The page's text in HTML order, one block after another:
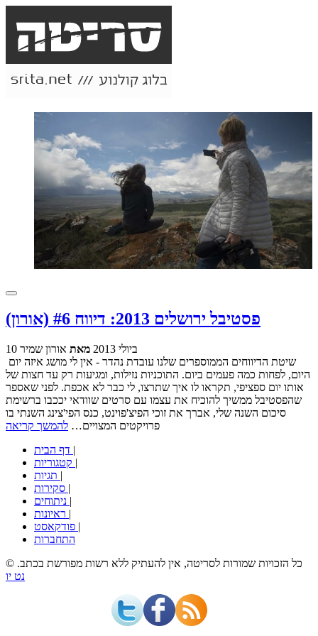
פסטיבל ירושלים 2013: דיווח #6 (אורון)
10 ביולי 2013 מאת אורון שמיר
היום, לפחות כמה פעמים ביום. התוכניות נזילות, ומגיעות רק עד חצות של
אותו יום ספציפי, תקראו לו איך שתרצו, לי כבר לא אכפת. לפני שאספר
שהפסטיבל ממשיך להוכיח את עצמו עם סרטים שוודאי יככבו ברשימת
סיכום השנה שלי, אברך את זוכי הפיצ'פוינט, כנס הפי'צינג השנתי בו
פרויקטים המצויים… להמשך קריאה
|
|
|
|
|
|
|
התחברות
© כל הזכויות שמורות לסריטה, אין להעתיק ללא רשות מפורשת בכתב.
נט יו